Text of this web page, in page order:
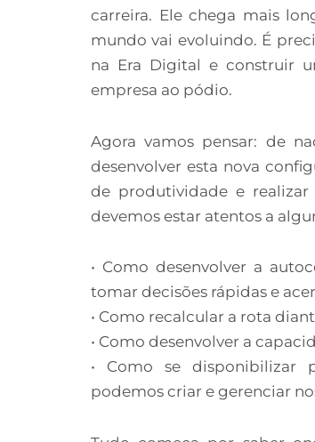
carreira. Ele chega mais
mundo vai evoluindo. É
na Era Digital e construir
empresa ao pódio.
Agora vamos pensar: de
desenvolver esta nova
de produtividade e
devemos estar atentos a
• Como desenvolver a
tomar decisões rápidas e
• Como recalcular a rota
• Como desenvolver a
• Como se disponibilizar
podemos criar e gerenciar